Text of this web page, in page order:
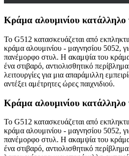
Κράμα αλουμινίου κατάλληλο
Το G512 κατασκευάζεται από
κράμα αλουμινίου - μαγνησίου 5052,
πανέμορφο στυλ. Η ακαμψία του
ένα στιβαρό, αντιολισθητικό
λειτουργίες για μια απαράμιλλη
αντέξει αμέτρητες ώρες παιχνιδιού.
Κράμα αλουμινίου κατάλληλο
Το G512 κατασκευάζεται από
κράμα αλουμινίου - μαγνησίου 5052,
πανέμορφο στυλ. Η ακαμψία του
ένα στιβαρό, αντιολισθητικό